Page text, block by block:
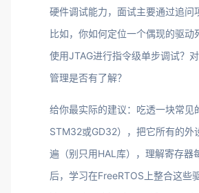
硬件调试能力，面试主要通过追问
比如，你如何定位一个偶现的驱动
使用JTAG进行指令级单步调试？
管理是否有了解？
给你最实际的建议：吃透一块常见
STM32或GD32），把它所有的外
遍（别只用HAL库），理解寄存器
后，学习在FreeRTOS上整合这些